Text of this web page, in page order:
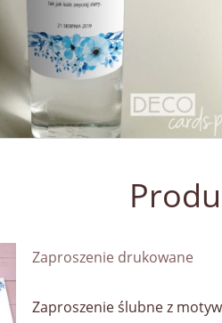
Zaproszenie drukowane
Zaproszenie ślubne z